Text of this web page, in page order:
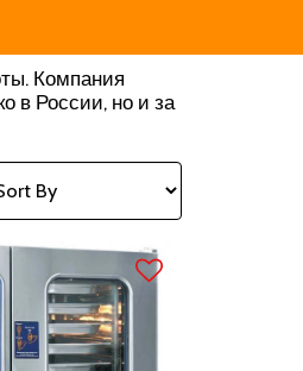
Компания
в России, но и за